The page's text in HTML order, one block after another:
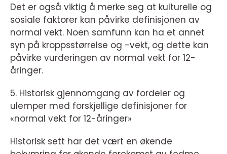
Det er også viktig å merke seg at kulturelle og
sosiale faktorer kan påvirke definisjonen av
normal vekt. Noen samfunn kan ha et annet
syn på kroppsstørrelse og -vekt, og dette kan
påvirke vurderingen av normal vekt for 12-
åringer.
5. Historisk gjennomgang av fordeler og
ulemper med forskjellige definisjoner for
«normal vekt for 12-åringer»
Historisk sett har det vært en økende